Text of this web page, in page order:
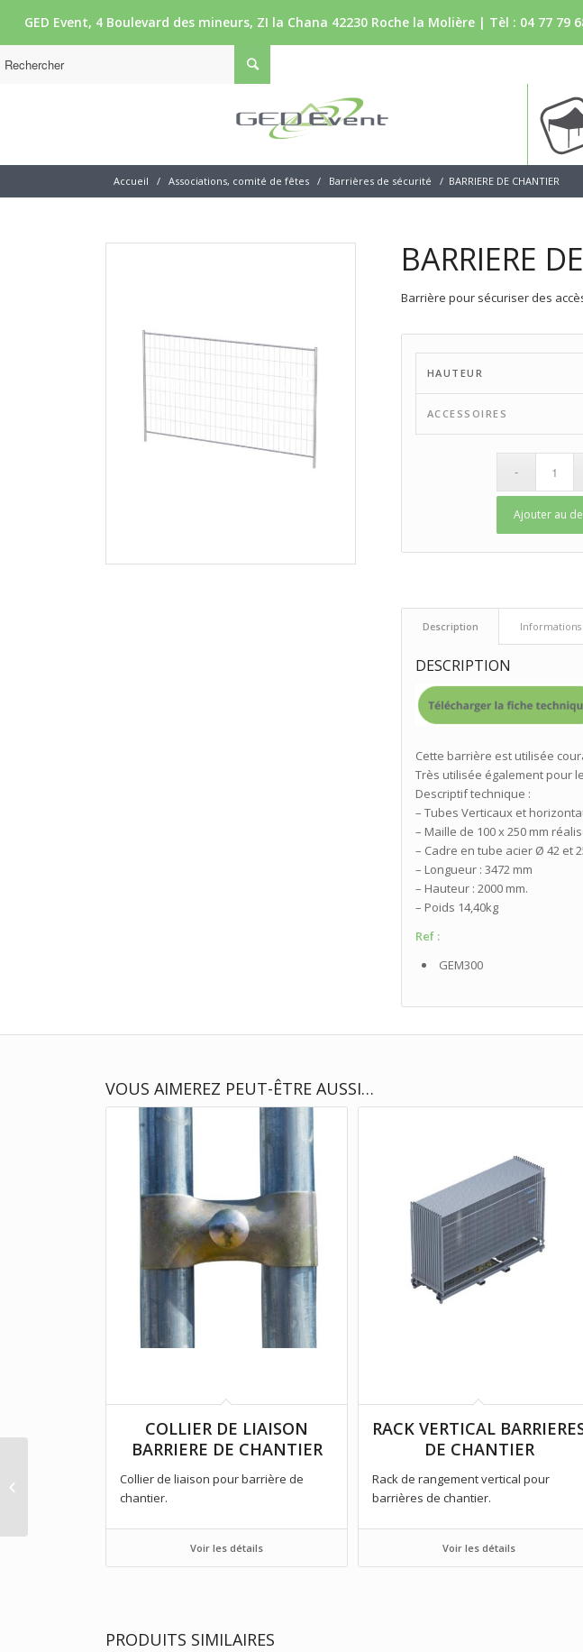
GED Event, 4 Boulevard des mineurs, ZI la Chana 42230 Roche la Molière | Tèl : 04 77 79
Accueil / Associations, comité de fêtes / Barrières de sécurité / BARRIERE DE CHANTIER
BARRIERE
Barrière pour sécuriser des
HAUTEUR
ACCESSOIRES
Ajouter au
Description
DESCRIPTION
Cette barrière est utilisée
Très utilisée également pour
Descriptif technique :
– Tubes Verticaux et
– Maille de 100 x 250 mm
– Cadre en tube acier Ø 42 et
– Longueur : 3472 mm
– Hauteur : 2000 mm.
– Poids 14,40kg
Ref :
GEM300
VOUS AIMEREZ PEUT-ÊTRE AUSSI…
COLLIER DE LIAISON
BARRIERE DE CHANTIER
Collier de liaison pour barrière de
chantier.
Voir les détails
RACK VERTICAL
DE CHANTIER
Rack de rangement vertical pour
barrières de chantier.
Voir les détails
PRODUITS SIMILAIRES
BANC PLIANT ROMA